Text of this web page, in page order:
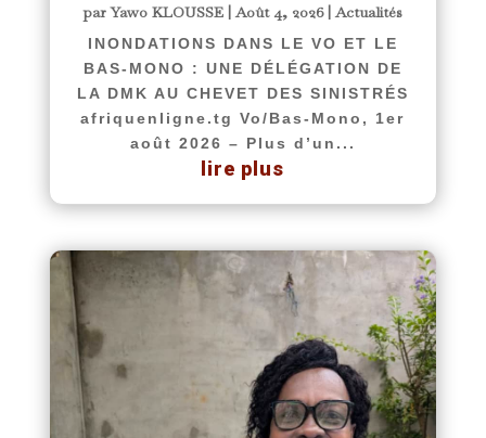
parYawo KLOUSSE |Août 4, 2026|Actualités
INONDATIONS DANS LE VO ET LE
BAS-MONO : UNE DÉLÉGATION DE
LA DMK AU CHEVET DES SINISTRÉS
afriquenligne.tg Vo/Bas-Mono, 1er
août 2026 – Plus d’un...
lire plus